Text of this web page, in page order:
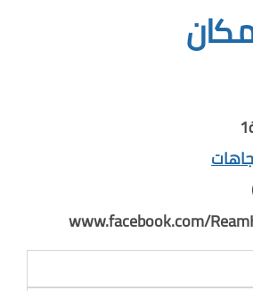
www.facebook.com/